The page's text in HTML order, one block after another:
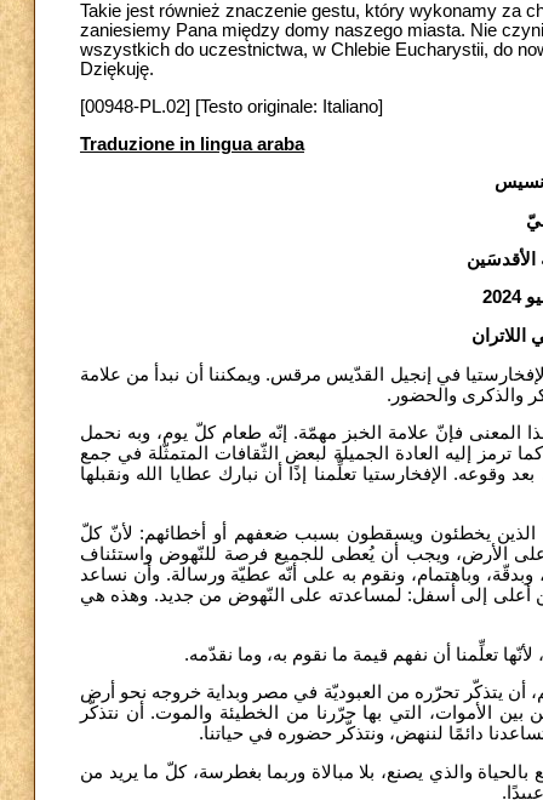
Takie jest również znaczenie gestu, który wykonamy za
zaniesiemy Pana między domy naszego miasta. Nie
wszystkich do uczestnictwa, w Chlebie Eucharystii, do
Dziękuję.
[00948-PL.02] [Testo originale: Italiano]
Traduzione in lingua araba
اللاتران
تأسيس سرّ الإفخارستيا في إنجيل القدّيس مرقس. ويمكننا أن نبدأ من علامة
والذكرى والحضور.
المعنى فإنّ علامة الخبز مهمّة. إنّه طعام كلّ يوم، وبه نحمل
ترمز إليه العادة الجميلة لبعض الثّقافات المتمثّلة في جمع
الإفخارستيا تعلِّمنا إذًا أن نبارك عطايا الله ونقبلها
الذين يخطئون ويسقطون بسبب ضعفهم أو أخطائهم: لأنّ كلّ
الأرض، ويجب أن يُعطى للجميع فرصة للنّهوض واستئناف
وبدقّة، وباهتمام، ونقوم به على أنّه عطيّة ورسالة. وأن نساعد
أعلى إلى أسفل: لمساعدته على النّهوض من جديد. وهذه هي
تعلِّمنا أن نفهم قيمة ما نقوم به، وما نقدّمه.
أن يتذكّر تحرّره من العبوديّة في مصر وبداية خروجه نحو أرض
الأموات، التي بها حرّرنا من الخطيئة والموت. أن نتذكّر
دائمًا لننهض، ونتذكّر حضوره في حياتنا.
والذي يصنع، بلا مبالاة وربما بغطرسة، كلّ ما يريد من